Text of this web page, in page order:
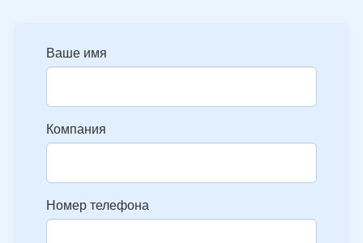
Ваше имя
Компания
Номер телефона